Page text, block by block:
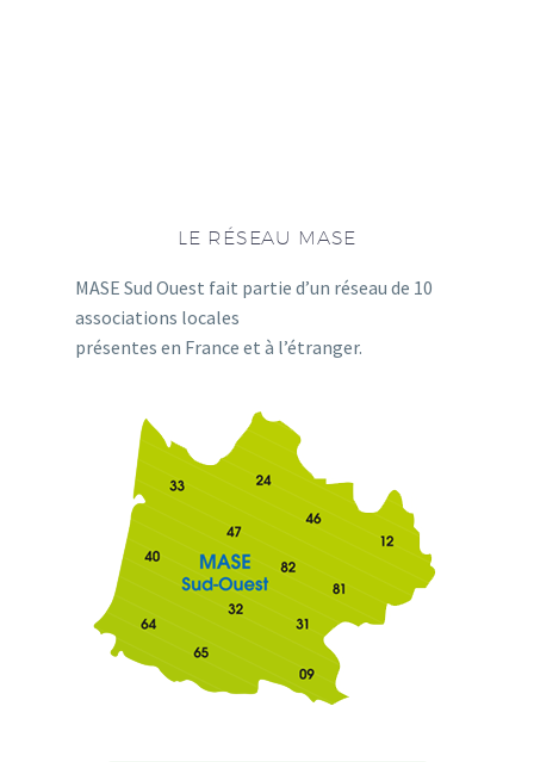
LE RÉSEAU MASE
MASE Sud Ouest fait partie d’un réseau de 10
associations locales
présentes en France et à l’étranger.